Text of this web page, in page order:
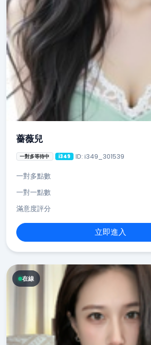
薔薇兒
一對多等待中 i349 ID: i349_301539
一對多點數
一對一點數
滿意度評分
立即進入
在線